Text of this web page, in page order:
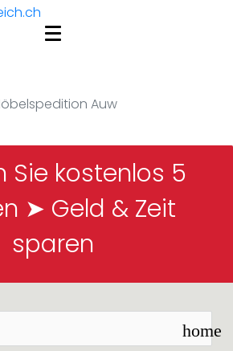
Auw
Sie kostenlos 5
➤ Geld & Zeit
sparen
home